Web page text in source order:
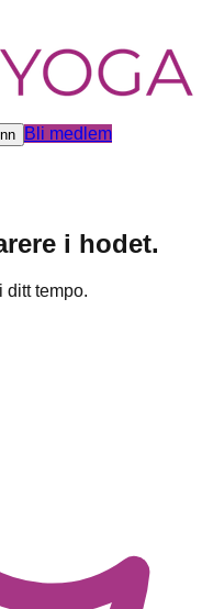
Bli medlem
i hodet.
ditt tempo.